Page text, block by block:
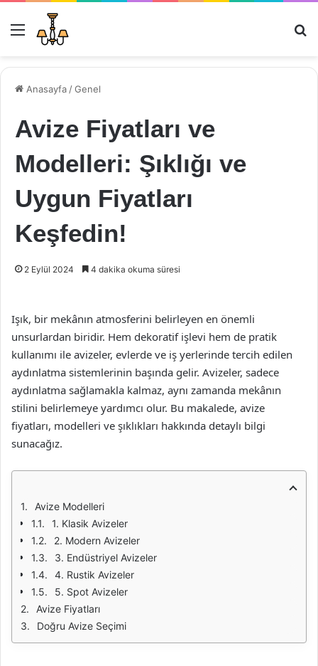
Menü
Anasayfa /Genel
Avize Fiyatları ve
Modelleri: Şıklığı ve
Uygun Fiyatları
Keşfedin!
2 Eylül 2024 4 dakika okuma süresi
Işık, bir mekânın atmosferini belirleyen en önemli
unsurlardan biridir. Hem dekoratif işlevi hem de pratik
kullanımı ile avizeler, evlerde ve iş yerlerinde tercih edilen
aydınlatma sistemlerinin başında gelir. Avizeler, sadece
aydınlatma sağlamakla kalmaz, aynı zamanda mekânın
stilini belirlemeye yardımcı olur. Bu makalede, avize
fiyatları, modelleri ve şıklıkları hakkında detaylı bilgi
sunacağız.
Avize Modelleri
1. Klasik Avizeler
2. Modern Avizeler
3. Endüstriyel Avizeler
4. Rustik Avizeler
5. Spot Avizeler
Avize Fiyatları
Doğru Avize Seçimi